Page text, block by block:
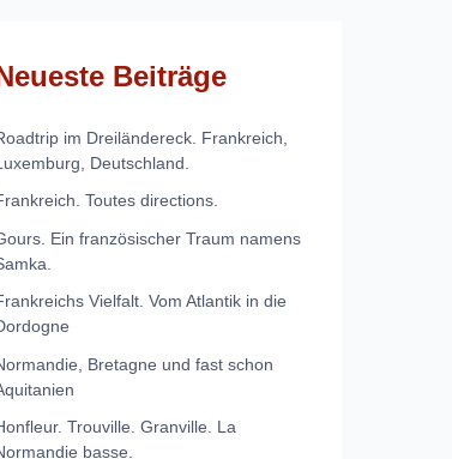
Beiträge
im Dreiländereck. Frankreich,
Deutschland.
Toutes directions.
Ein französischer Traum namens
Vielfalt. Vom Atlantik in die
Bretagne und fast schon
Trouville. Granville. La
basse.